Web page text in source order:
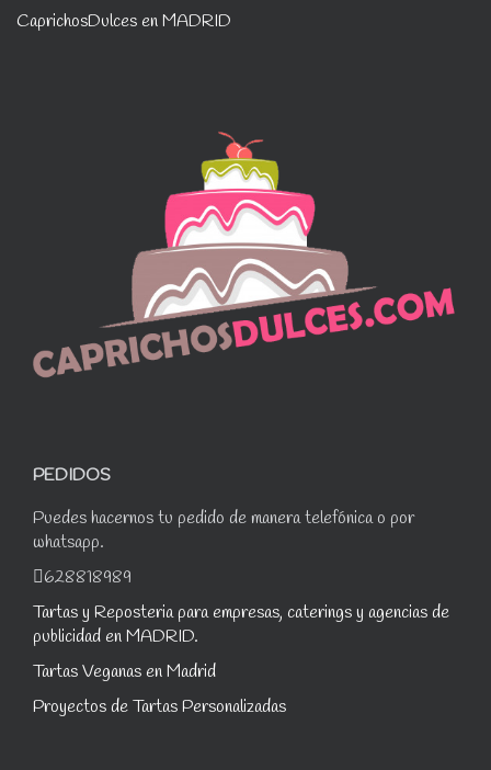
CaprichosDulces en MADRID
PEDIDOS
Puedes hacernos tu pedido de manera telefónica o por
whatsapp.
628818989
Tartas y Reposteria para empresas, caterings y agencias de
publicidad en MADRID.
Tartas Veganas en Madrid
Proyectos de Tartas Personalizadas